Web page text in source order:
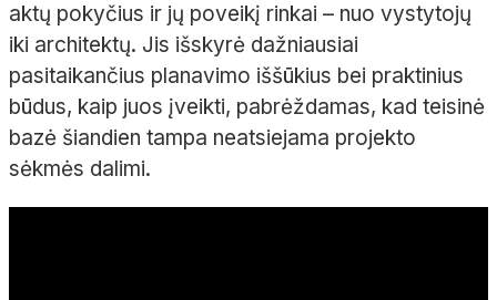
aktų pokyčius ir jų poveikį rinkai – nuo vystytojų
iki architektų. Jis išskyrė dažniausiai
pasitaikančius planavimo iššūkius bei praktinius
būdus, kaip juos įveikti, pabrėždamas, kad teisinė
bazė šiandien tampa neatsiejama projekto
sėkmės dalimi.